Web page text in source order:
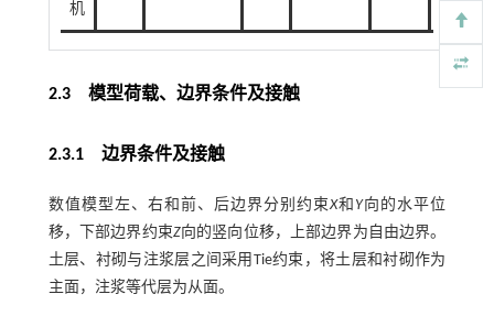
机
2.3模型荷载、边界条件及接触
2.3.1边界条件及接触
数值模型左、右和前、后边界分别约束X和 Y向的水平位
移，下部边界约束Z向的竖向位移，上部边界为自由边界。
土层、衬砌与注浆层之间采用Tie约束，将土层和衬砌作为
主面，注浆等代层为从面。